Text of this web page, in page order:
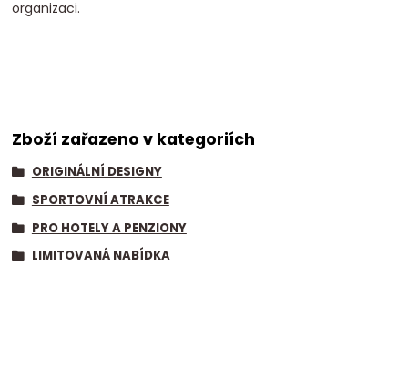
organizaci.
Zboží zařazeno v kategoriích
ORIGINÁLNÍ DESIGNY
SPORTOVNÍ ATRAKCE
PRO HOTELY A PENZIONY
LIMITOVANÁ NABÍDKA